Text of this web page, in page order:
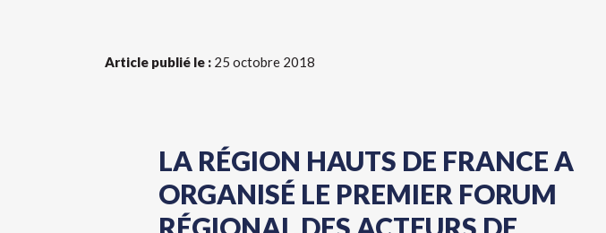
Article publié le : 25 octobre 2018
LA RÉGION HAUTS DE FRANCE A
ORGANISÉ LE PREMIER FORUM